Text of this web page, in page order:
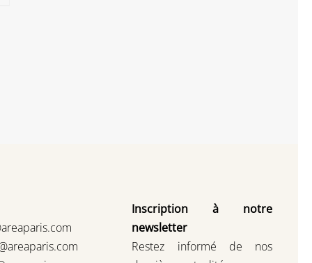
Inscription à notre
newsletter
Restez informé de nos